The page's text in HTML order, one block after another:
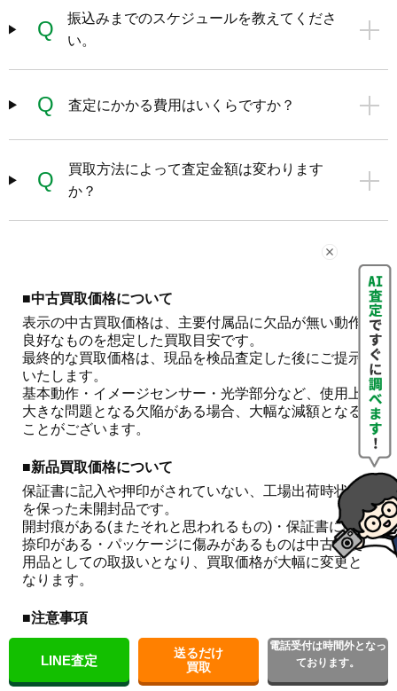
Q
振込みまでのスケジュールを教えてくださ
い。
Q 査定にかかる費用はいくらですか？
Q
買取方法によって査定金額は変わります
か？
■中古買取価格について
表示の中古買取価格は、主要付属品に欠品が無い動作
良好なものを想定した買取目安です。
最終的な買取価格は、現品を検品査定した後にご提示
いたします。
基本動作・イメージセンサー・光学部分など、使用上
大きな問題となる欠陥がある場合、大幅な減額となる
ことがございます。
■新品買取価格について
保証書に記入や押印がされていない、工場出荷時状態
を保った未開封品です。
開封痕がある(またそれと思われるもの)・保証書に記入
捺印がある・パッケージに傷みがあるものは中古未使
用品としての取扱いとなり、買取価格が大幅に変更と
なります。
■注意事項
こちらはお買取金額をお約束するものではございませ
ん。
相場の急な変動や在庫状況などにより、やむを得ず見
LINE査定
送るだけ
買取
電話受付は時間外となっ
ております。